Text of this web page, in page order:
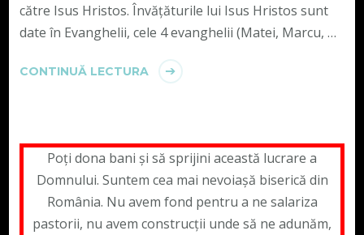
către Isus Hristos. Învățăturile lui Isus Hristos sunt
date în Evanghelii, cele 4 evanghelii (Matei, Marcu, …
CONTINUĂ LECTURA
Poți dona bani și să sprijini această lucrare a
Domnului. Suntem cea mai nevoiașă biserică din
România. Nu avem fond pentru a ne salariza
pastorii, nu avem construcții unde să ne adunăm,